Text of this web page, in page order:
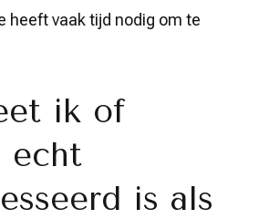
heeft vaak tijd nodig om te
ik of
echt
is als